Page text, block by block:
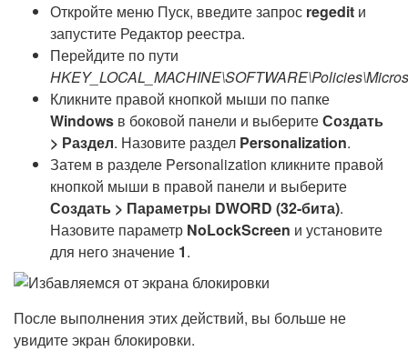
Откройте меню Пуск, введите запрос regedit и
запустите Редактор реестра.
Перейдите по пути
Кликните правой кнопкой мыши по папке
Windows в боковой панели и выберитеСоздать
> Раздел. Назовите раздел Personalization.
Затем в разделе Personalization кликните правой
кнопкой мыши в правой панели и выберите
Создать > Параметры DWORD (32-бита).
Назовите параметр NoLockScreen и установите
для него значение 1.
После выполнения этих действий, вы больше не
увидите экран блокировки.